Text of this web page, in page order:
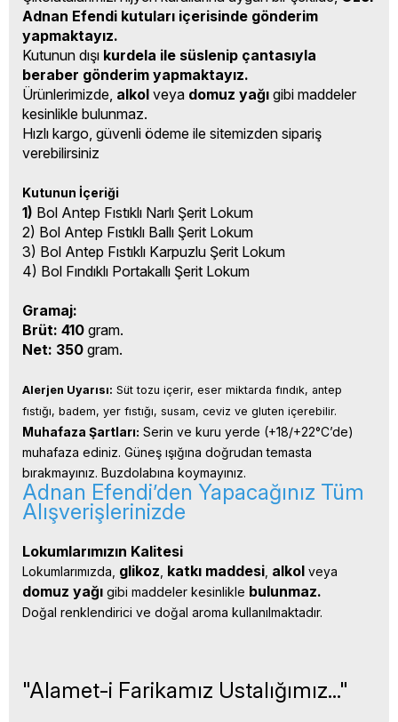
Adnan Efendi kutuları içerisinde gönderim
yapmaktayız.
Kutunun dışı kurdela ile süslenip çantasıyla
beraber gönderim yapmaktayız.
Ürünlerimizde, alkol veya domuz yağı gibi maddeler
kesinlikle bulunmaz.
Hızlı kargo, güvenli ödeme ile sitemizden sipariş
verebilirsiniz
Kutunun İçeriği
1) Bol Antep Fıstıklı Narlı Şerit Lokum
2) Bol Antep Fıstıklı Ballı Şerit Lokum
3) Bol Antep Fıstıklı Karpuzlu Şerit Lokum
4) Bol Fındıklı Portakallı Şerit Lokum
Gramaj:
Brüt: 410 gram.
Net: 350 gram.
Alerjen Uyarısı: Süt tozu içerir, eser miktarda fındık, antep
fıstığı, badem, yer fıstığı, susam, ceviz ve gluten içerebilir.
Muhafaza Şartları: Serin ve kuru yerde (+18/+22°C’de)
muhafaza ediniz. Güneş ışığına doğrudan temasta
bırakmayınız. Buzdolabına koymayınız.
Adnan Efendi’den Yapacağınız Tüm
Alışverişlerinizde
Lokumlarımızın Kalitesi
Lokumlarımızda, glikoz katkı maddesi alkol
domuz yağı gibi maddeler kesinlikle bulunmaz.
Doğal renklendirici ve doğal aroma kullanılmaktadır.
"Alamet-i Farikamız Ustalığımız..."